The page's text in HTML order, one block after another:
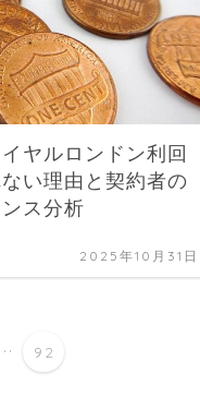
ヤルロンドン利回
い理由と契約者の
ス分析
2025年10月31日
... 92